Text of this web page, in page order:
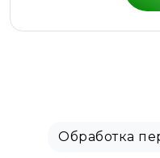
Обработка